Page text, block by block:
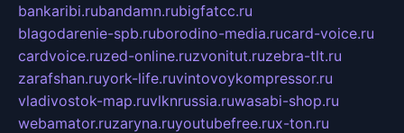
bankaribi.rubandamn.rubigfatcc.ru
blagodarenie-spb.ruborodino-media.rucard-voice.ru
cardvoice.ruzed-online.ruzvonitut.ruzebra-tlt.ru
zarafshan.ruyork-life.ruvintovoykompressor.ru
vladivostok-map.ruvlknrussia.ruwasabi-shop.ru
webamator.ruzaryna.ruyoutubefree.rux-ton.ru